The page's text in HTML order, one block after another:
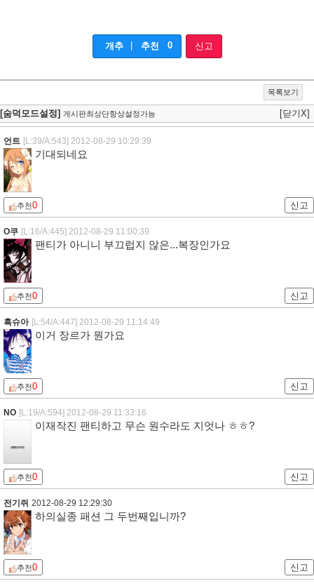
개추 추천 0 신고
목록보기
[숨덕모드설정] 게시판최상단항상설정가능 [닫기X]
언트 [L:39/A:543] 2012-08-29 10:29:39
기대되네요
추천0 신고
O쿠 [L:16/A:445] 2012-08-29 11:00:39
팬티가 아니니 부끄럽지 않은...복장인가요
추천0 신고
흑슈아 [L:54/A:447] 2012-08-29 11:14:49
이거 장르가 뭔가요
추천0 신고
NO [L:19/A:594] 2012-08-29 11:33:16
이재작진 팬티하고 무슨 원수라도 지엇나 ㅎㅎ?
추천0 신고
전기쥐 2012-08-29 12:29:30
하의실종 패션 그 두번째입니까?
추천0 신고